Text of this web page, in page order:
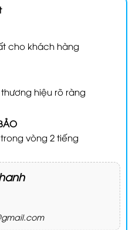
cho khách hàng
hiệu rõ ràng
vòng 2 tiếng